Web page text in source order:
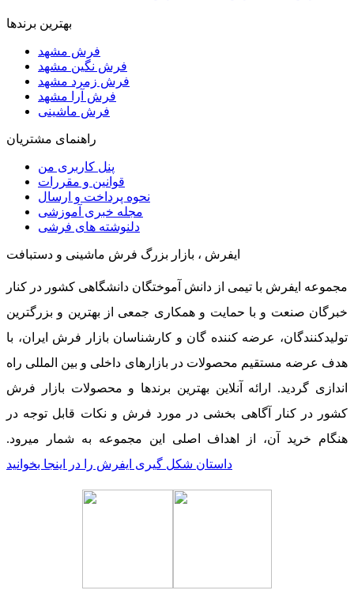
بهترین برندها
فرش مشهد
فرش نگین مشهد
فرش زمرد مشهد
فرش آرا مشهد
فرش ماشینی
راهنمای مشتریان
پنل کاربری من
قوانین و مقررات
نحوه پرداخت و ارسال
مجله خبری آموزشی
دلنوشته های فرشی
ایفرش ، بازار بزرگ فرش ماشینی و دستبافت
مجموعه ایفرش با تیمی از دانش آموختگان دانشگاهی کشور در کنار
خبرگان صنعت و با حمایت و همکاری جمعی از بهترین و بزرگترین
تولیدکنندگان، عرضه کننده گان و کارشناسان بازار فرش ایران، با
هدف عرضه مستقیم محصولات در بازارهای داخلی و بین المللی راه
اندازی گردید. ارائه آنلاین بهترین برندها و محصولات بازار فرش
کشور در کنار آگاهی بخشی در مورد فرش و نکات قابل توجه در
هنگام خرید آن، از اهداف اصلی این مجموعه به شمار میرود.
داستان شکل گیری ایفرش را در اینجا بخوانید